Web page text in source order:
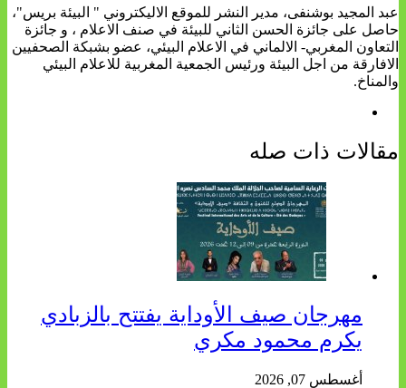
عبد المجيد بوشنفى، مدير النشر للموقع الاليكتروني " البيئة بريس"،
حاصل على جائزة الحسن الثاني للبيئة في صنف الاعلام ، و جائزة
التعاون المغربي- الالماني في الاعلام البيئي، عضو بشبكة الصحفيين
الافارقة من اجل البيئة ورئيس الجمعية المغربية للاعلام البيئي
والمناخ.
مقالات ذات صله
مهرجان صيف الأوداية يفتتح بالزبادي
يكرم محمود مكري
أغسطس 07, 2026